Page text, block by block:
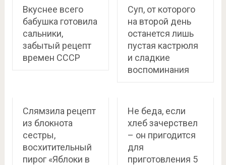
Вкуснее всего
бабушка готовила
сальники,
забытый рецепт
времен СССР
Суп, от которого
на второй день
останется лишь
пустая кастрюля
и сладкие
воспоминания
Слямзила рецепт
из блокнота
сестры,
восхитительный
пирог «Яблоки в
Не беда, если
хлеб зачерствел
– он пригодится
для
приготовления 5